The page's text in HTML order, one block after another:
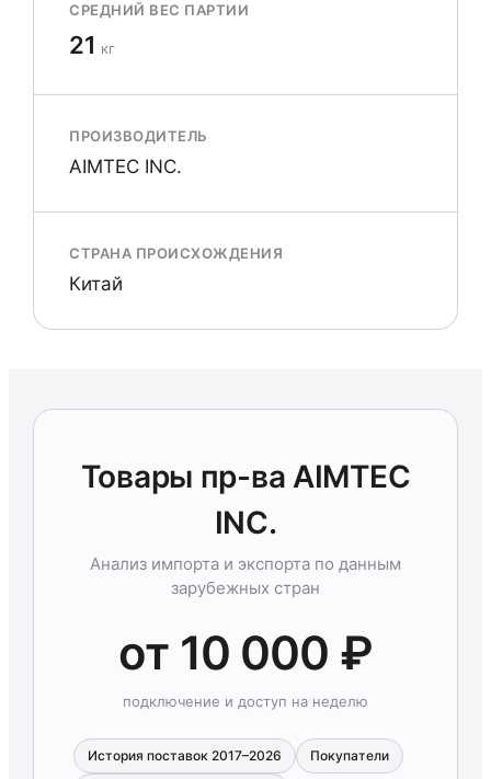
СРЕДНИЙ ВЕС ПАРТИИ
21 кг
ПРОИЗВОДИТЕЛЬ
AIMTEC INC.
СТРАНА ПРОИСХОЖДЕНИЯ
Китай
Товары пр-ва AIMTEC
INC.
Анализ импорта и экспорта по данным
зарубежных стран
от 10 000 ₽
подключение и доступ на неделю
История поставок 2017–2026 Покупатели